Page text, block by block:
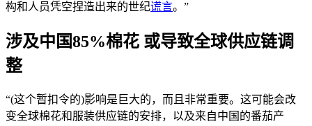
构和人员凭空捏造出来的世纪谎言。”
涉及中国85%棉花 或导致全球供应链调
整
“(这个暂扣令的)影响是巨大的，而且非常重要。这可能会改
变全球棉花和服装供应链的安排，以及来自中国的番茄产